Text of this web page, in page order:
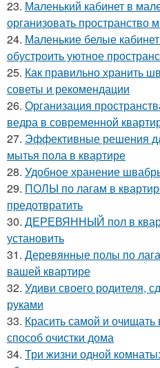
23. Маленький кабинет в
организовать
24. Маленькие белые
обустроить уютное
25. Как правильно хранить
советы и рекомендации
26. Организация
ведра в современной
27. Эффективные решения
мытья пола в квартире
28. Удобное хранение
29. ПОЛЫ по лагам в
предотвратить
30. ДЕРЕВЯННЫЙ пол в
установить
31. Деревянные полы по
вашей квартире
32. Удиви своего родителя,
руками
33. Красить самой и
способ очистки дома
34. Три жизни одной